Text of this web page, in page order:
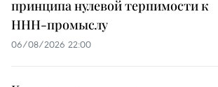
принципа нулевой терпимости к
ННН-промыслу
06/08/2026 22:00